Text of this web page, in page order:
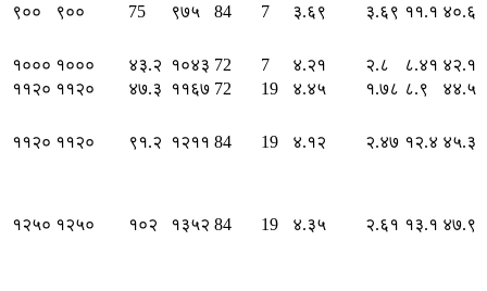
९०० ९०० 75 ९७५ 84 7 ३.६९ ३.६९ ११.१ ४०.६
१००० १००० ४३.२ १०४३ 72 7 ४.२१ २.८ ८.४१ ४२.१
११२० ११२० ४७.३ ११६७ 72 19 ४.४५ १.७८ ८.९ ४४.५
११२० ११२० ९१.२ १२११ 84 19 ४.१२ २.४७ १२.४ ४५.३
१२५० १२५० १०२ १३५२ 84 19 ४.३५ २.६१ १३.१ ४७.९